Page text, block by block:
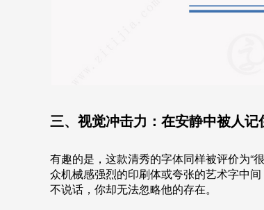
三、视觉冲击力：在安静中被人记
有趣的是，这款清秀的字体同样被评价为“
众机械感强烈的印刷体或夸张的艺术字中
不说话，你却无法忽略他的存在。